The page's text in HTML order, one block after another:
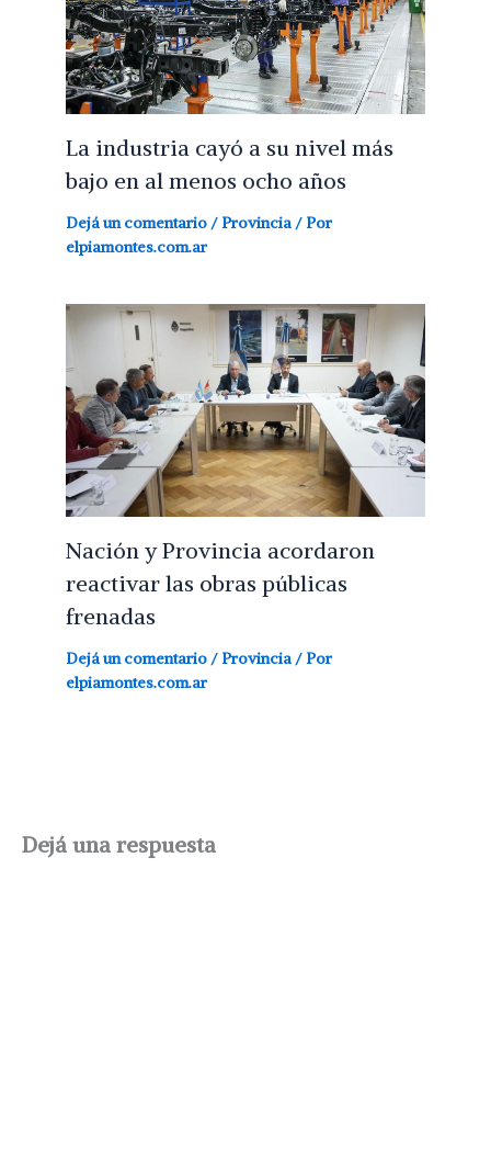
La industria cayó a su nivel más
bajo en al menos ocho años
Dejá un comentario /Provincia / Por
elpiamontes.com.ar
Nación y Provincia acordaron
reactivar las obras públicas
frenadas
Dejá un comentario /Provincia / Por
elpiamontes.com.ar
Dejá una respuesta